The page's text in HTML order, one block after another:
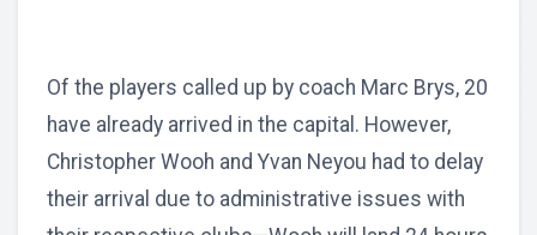
Of the players called up by coach Marc Brys, 20
have already arrived in the capital. However,
Christopher Wooh and Yvan Neyou had to delay
their arrival due to administrative issues with